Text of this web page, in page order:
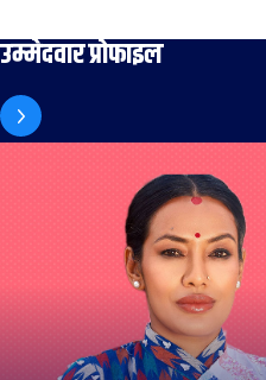
उम्मेदवार प्रोफाइल